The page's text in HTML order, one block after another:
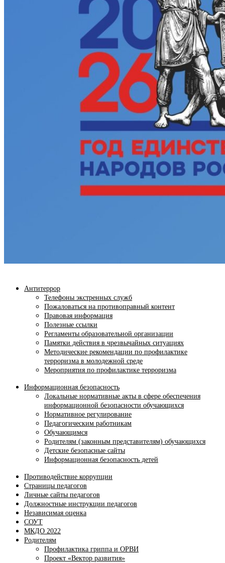
Антитеррор
Телефоны экстренных служб
Пожаловаться на противоправный контент
Правовая информация
Полезные ссылки
Регламенты образовательной организации
Памятки действия в чрезвычайных ситуациях
Методические рекомендации по профилактике
терроризма в молодежной среде
Мероприятия по профилактике терроризма
Информационная безопасность
Локальные нормативные акты в сфере обеспечения
информационной безопасности обучающихся
Нормативное регулирование
Педагогическим работникам
Обучающимся
Родителям (законным представителям) обучающихся
Детские безопасные сайты
Информационная безопасность детей
Противодействие коррупции
Страницы педагогов
Личные сайты педагогов
Должностные инструкции педагогов
Независимая оценка
СОУТ
МКДО 2022
Родителям
Профилактика гриппа и ОРВИ
Проект «Вектор развития»